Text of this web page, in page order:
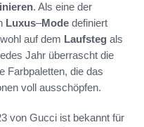
. Als eine der
Luxus–Mode definiert
auf dem Laufsteg als
Jahr überrascht die
Farbpaletten, die das
voll ausschöpfen.
von Gucci ist bekannt für